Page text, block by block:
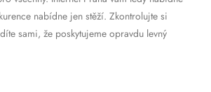
nabídne jen stěží. Zkontrolujte si
sami, že poskytujeme opravdu levný